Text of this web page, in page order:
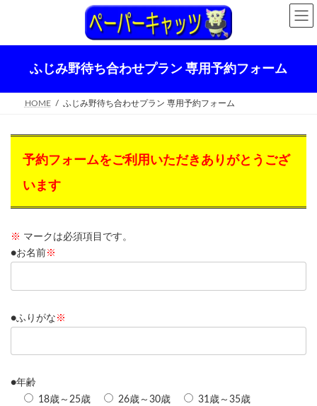
ン
キ
ー
に
ふじみ野待ち合わせプラン 専用予約フォーム
HOME ふじみ野待ち合わせプラン 専用予約フォーム
予約フォームをご利用いただきありがとうござ
います
※ マークは必須項目です。
●お名前※
●ふりがな ※
●年齢
18歳～25歳
26歳～30歳
31歳～35歳